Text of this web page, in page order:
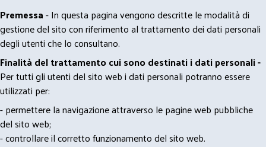
Premessa- In questa pagina vengono descritte le modalità di
gestione del sito con riferimento al trattamento dei dati personali
degli utenti che lo consultano.
Finalità del trattamento cui sono destinati i dati personali -
Per tutti gli utenti del sito web i dati personali potranno essere
utilizzati per:
- permettere la navigazione attraverso le pagine web pubbliche
del sito web;
- controllare il corretto funzionamento del sito web.